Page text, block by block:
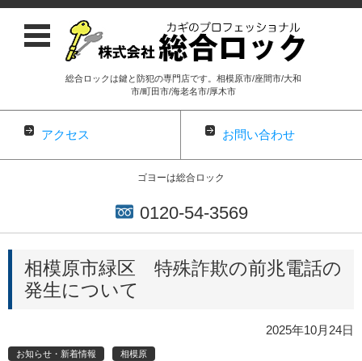
総合ロックは鍵と防犯の専門店です。相模原市/座間市/大和
市/町田市/海老名市/厚木市
アクセス お問い合わせ
ゴヨーは総合ロック
0120-54-3569
コンテンツに移動
相模原市緑区 特殊詐欺の前兆電話の
発生について
2025年10月24日
お知らせ・新着情報 相模原